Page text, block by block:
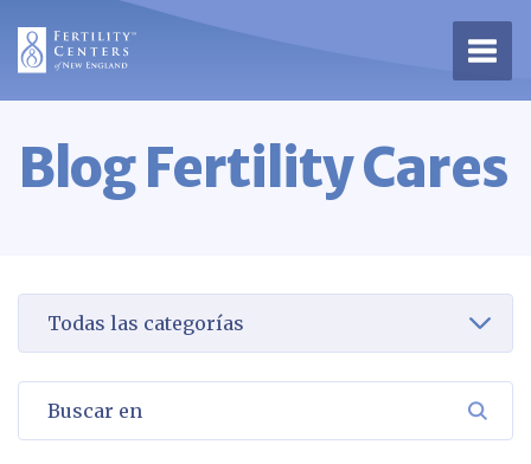
Abrir
Blog Fertility Cares